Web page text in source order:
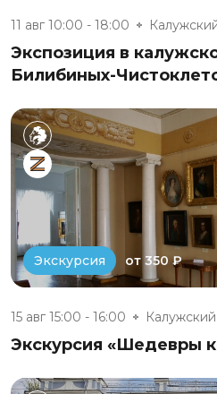
11 авг 10:00 - 18:00
Экспозиция в
Билибиных-
Экскурсия от 350 ₽
15 авг 15:00 - 16:00
Экскурсия «Шедевры